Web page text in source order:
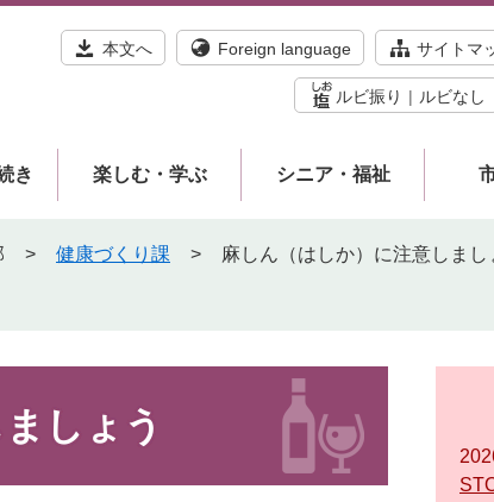
本文へ Foreign language サイトマ
ルビ振り ルビなし
き 楽しむ・学ぶ シニア・福祉
> 健康づくり課 > 麻しん（はしか）に注意しまし
しょう